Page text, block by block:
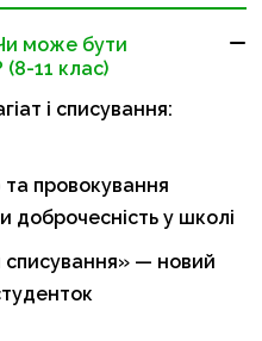
може бути
11 клас)
і списування:
та провокування
доброчесність у школі
списування» — новий